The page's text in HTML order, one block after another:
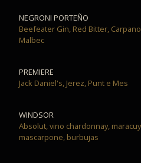
NEGRONI PORTEÑO
Beefeater Gin, Red Bitter,
Malbec
PREMIERE
Jack Daniel's, Jerez, Punt e Mes
WINDSOR
Absolut, vino chardonnay,
mascarpone, burbujas